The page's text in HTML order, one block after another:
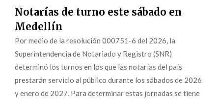
Notarías de turno este sábado en
Medellín
Por medio de la resolución 000751-6 del 2026, la
Superintendencia de Notariado y Registro (SNR)
determinó los turnos en los que las notarías del país
prestarán servicio al público durante los sábados de 2026
y enero de 2027. Para determinar estas jornadas se tiene